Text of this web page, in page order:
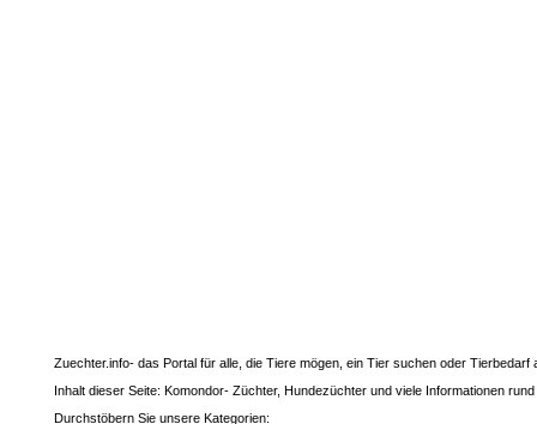
Zuechter.info- das Portal für alle, die Tiere mögen, ein Tier suchen oder Tierbedarf
Inhalt dieser Seite: Komondor- Züchter, Hundezüchter und viele Informationen
Durchstöbern Sie unsere Kategorien: